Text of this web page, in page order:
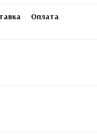
Оплата